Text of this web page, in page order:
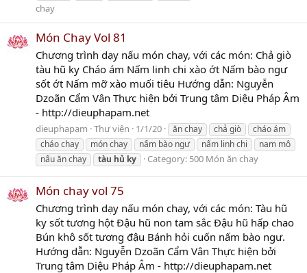
chay
Món Chay Vol 81
Chương trình dạy nấu món chay, với các món: Chả giò
tàu hũ ky Cháo ám Nấm linh chi xào ớt Nấm bào ngư
sốt ớt Nấm mỡ xào muối tiêu Hướng dẫn: Nguyễn
Dzoãn Cẩm Vân Thực hiện bởi Trung tâm Diệu Pháp Âm
- http://dieuphapam.net
dieuphapam Thư viện 1/1/20 ăn chay chả giò
cháo ám
cháo chay
món chay nấm bào ngư nấm linh chi
nam mô
nấu ăn chay
tàu hủ ky Category: 500 Món ăn chay
Món chay vol 75
Chương trình dạy nấu món chay, với các món: Tàu hũ
ky sốt tương hột Đậu hũ non tam sắc Đậu hũ hấp chao
Bún khô sốt tương đậu Bánh hỏi cuốn nấm bào ngư.
Hướng dẫn: Nguyễn Dzoãn Cẩm Vân Thực hiện bởi
Trung tâm Diệu Pháp Âm - http://dieuphapam.net